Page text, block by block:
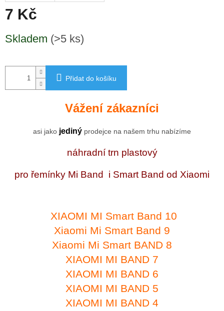
7 Kč
cena:
Skladem (>5 ks)
Přidat do košíku
Vážení zákazníci
asi jako jediný prodejce na našem trhu nabízíme
náhradní trn plastový
pro řemínky Mi Band i Smart Band od Xiaomi
XIAOMI MI Smart Band 10
Xiaomi Mi Smart Band 9
Xiaomi Mi Smart BAND 8
XIAOMI MI BAND 7
XIAOMI MI BAND 6
XIAOMI MI BAND 5
XIAOMI MI BAND 4